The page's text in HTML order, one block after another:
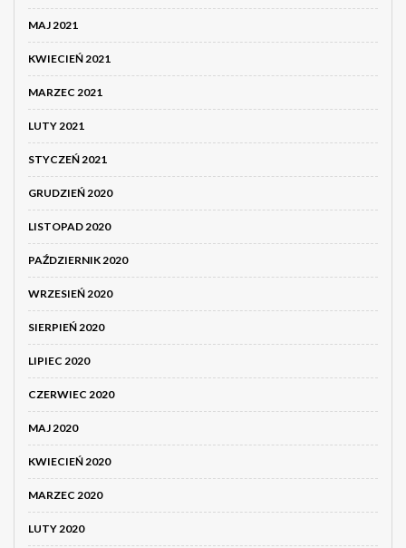
MAJ 2021
KWIECIEŃ 2021
MARZEC 2021
LUTY 2021
STYCZEŃ 2021
GRUDZIEŃ 2020
LISTOPAD 2020
PAŹDZIERNIK 2020
WRZESIEŃ 2020
SIERPIEŃ 2020
LIPIEC 2020
CZERWIEC 2020
MAJ 2020
KWIECIEŃ 2020
MARZEC 2020
LUTY 2020